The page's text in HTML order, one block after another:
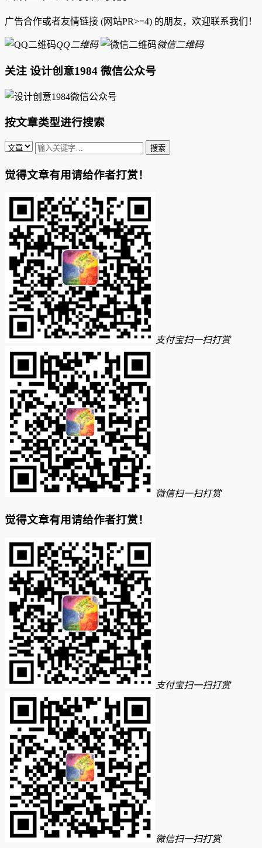
广告合作或者友情链接 (网站PR>=4) 的朋友，欢迎联系我们！
QQ二维码 微信二维码
关注 设计创意1984 微信公众号
按文章类型进行搜索
觉得文章有用请给作者打赏！
支付宝扫一扫打赏
微信扫一扫打赏
觉得文章有用请给作者打赏！
支付宝扫一扫打赏
微信扫一扫打赏